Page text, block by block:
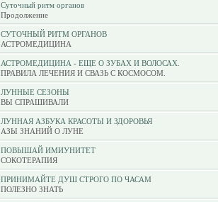
Суточный ритм органов
Продолжение
СУТОЧНЫЙ РИТМ ОРГАНОВ
АСТРОМЕДИЦИНА
АСТРОМЕДИЦИНА - ЕЩЕ О ЗУБАХ И ВОЛОСАХ.
ПРАВИЛА ЛЕЧЕНИЯ И СВАЗЬ С КОСМОСОМ.
ЛУННЫЕ СЕЗОНЫ
ВЫ СПРАШИВАЛИ
ЛУННАЯ АЗБУКА КРАСОТЫ И ЗДОРОВЬЯ
АЗЫ ЗНАНИЙ О ЛУНЕ
ПОВЫШАЙ ИМИУНИТЕТ
СОКОТЕРАПИЯ
ПРИНИМАЙТЕ ДУШ СТРОГО ПО ЧАСАМ
ПОЛЕЗНО ЗНАТЬ